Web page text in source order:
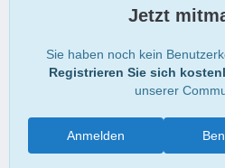
Jetzt
Sie haben noch kein
Registrieren Sie sich
unserer
Anmelden